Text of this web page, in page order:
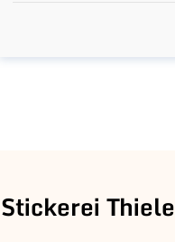
Stickerei Thiele